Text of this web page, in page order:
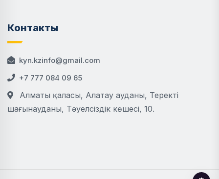
Контакты
kyn.kzinfo@gmail.com
+7 777 084 09 65
Алматы қаласы, Алатау ауданы, Теректі
шағынауданы, Тәуелсіздік көшесі, 10.